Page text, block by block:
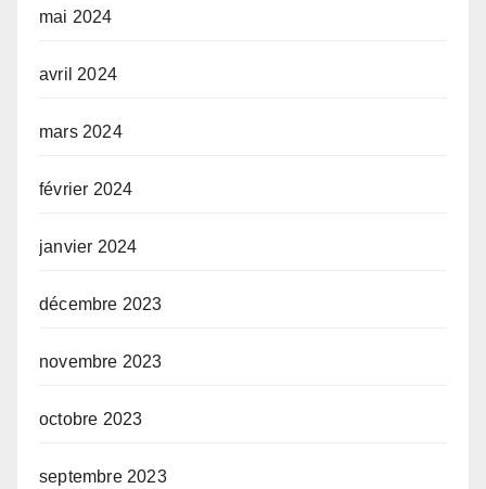
mai 2024
avril 2024
mars 2024
février 2024
janvier 2024
décembre 2023
novembre 2023
octobre 2023
septembre 2023